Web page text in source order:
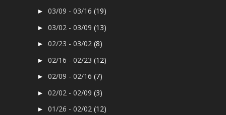
►03/09 - 03/16(19)
►03/02 - 03/09(13)
►02/23 - 03/02(8)
►02/16 - 02/23(12)
►02/09 - 02/16(7)
►02/02 - 02/09(3)
►01/26 - 02/02(12)